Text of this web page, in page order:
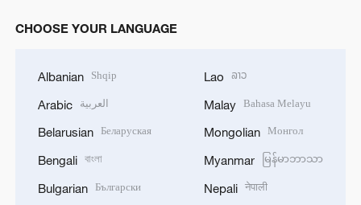
CHOOSE YOUR LANGUAGE
Albanian Shqip
Arabic العربية
Belarusian Беларуская
Bengali বাংলা
Bulgarian Български
Lao ລາວ
Malay Bahasa Melayu
Mongolian Монгол
Myanmar မြန်မာဘာသာ
Nepali नेपाली